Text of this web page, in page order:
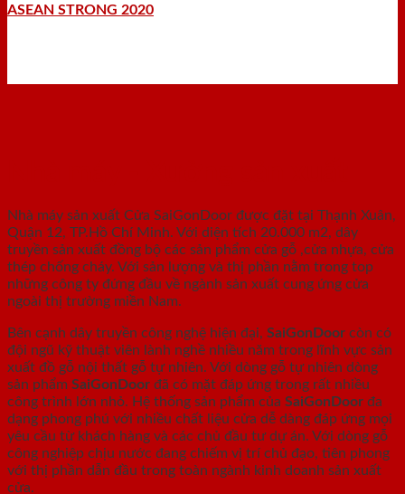
ASEAN STRONG 2020
Nhà máy sản xuất Cửa SaiGonDoor được đặt tại Thạnh Xuân,
Quận 12, TP.Hồ Chí Minh. Với diện tích 20.000 m2, dây
truyền sản xuất đồng bộ các sản phẩm cửa gỗ ,cửa nhựa, cửa
thép chống cháy. Với sản lượng và thị phần nằm trong top
những công ty đứng đầu về ngành sản xuất cung ứng cửa
ngoài thị trường miền Nam.
Bên cạnh dây truyền công nghệ hiện đại, SaiGonDoor còn có
đội ngũ kỹ thuật viên lành nghề nhiều năm trong lĩnh vực sản
xuất đồ gỗ nội thất gỗ tự nhiên. Với dòng gỗ tự nhiên dòng
sản phẩm SaiGonDoor đã có mặt đáp ứng trong rất nhiều
công trình lớn nhỏ. Hệ thống sản phẩm của SaiGonDoor đa
dạng phong phú với nhiều chất liệu cửa dễ dàng đáp ứng mọi
yêu cầu từ khách hàng và các chủ đầu tư dự án. Với dòng gỗ
công nghiệp chịu nước đang chiếm vị trí chủ đạo, tiên phong
với thị phần dẫn đầu trong toàn ngành kinh doanh sản xuất
cửa.